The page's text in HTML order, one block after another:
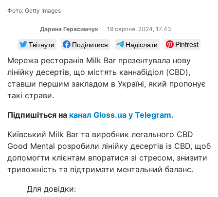
Фото: Getty Images
Дарина Герасимчук 19 серпня, 2024, 17:43
Твітнути Поділитися Надіслати
Pintrest
Мережа ресторанів Milk Bar презентувала нову
лінійку десертів, що містять каннабідіол (CBD),
ставши першим закладом в Україні, який пропонує
такі страви.
Підпишіться на канал Gloss.ua у Telegram.
Київський Milk Bar та виробник легального CBD
Good Mental розробили лінійку десертів із CBD, щоб
допомогти клієнтам впоратися зі стресом, знизити
тривожність та підтримати ментальний баланс.
Для довідки: